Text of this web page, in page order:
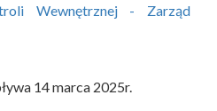
Wewnętrznej - Zarząd
14 marca 2025r.